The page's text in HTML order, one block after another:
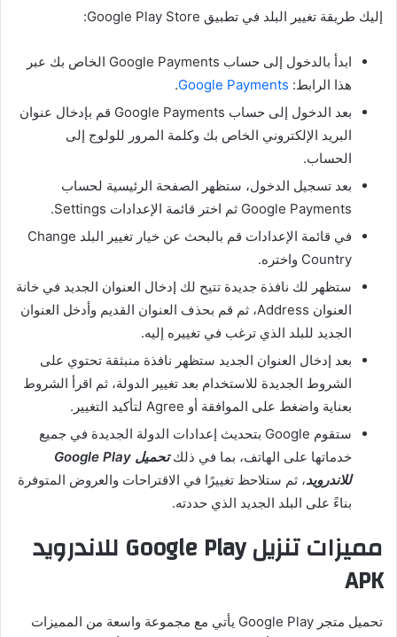
إليك طريقة تغيير البلد في تطبيق Google Play Store:
ابدأ بالدخول إلى حساب Google Payments الخاص بك عبر
هذا الرابط: Google Payments
.
بعد الدخول إلى حساب Google Payments قم بإدخال عنوان
البريد الإلكتروني الخاص بك وكلمة المرور للولوج إلى
الحساب.
بعد تسجيل الدخول، ستظهر الصفحة الرئيسية لحساب
Google Payments ثم اختر قائمة الإعدادات Settings.
في قائمة الإعدادات قم بالبحث عن خيار تغيير البلد Change
Country واختره.
ستظهر لك نافذة جديدة تتيح لك إدخال العنوان الجديد في خانة
العنوان Address، ثم قم بحذف العنوان القديم وأدخل العنوان
الجديد للبلد الذي ترغب في تغييره إليه.
بعد إدخال العنوان الجديد ستظهر نافذة منبثقة تحتوي على
الشروط الجديدة للاستخدام بعد تغيير الدولة، ثم اقرأ الشروط
بعناية واضغط على الموافقة أو Agree لتأكيد التغيير.
ستقوم Google بتحديث إعدادات الدولة الجديدة في جميع
خدماتها على الهاتف، بما في ذلك
تحميل Google Play
للاندرويد، ثم ستلاحظ تغييرًا في الاقتراحات والعروض المتوفرة
بناءً على البلد الجديد الذي حددته.
مميزات تنزيل Google Play للاندرويد
APK
تحميل متجر Google Play يأتي مع مجموعة واسعة من المميزات